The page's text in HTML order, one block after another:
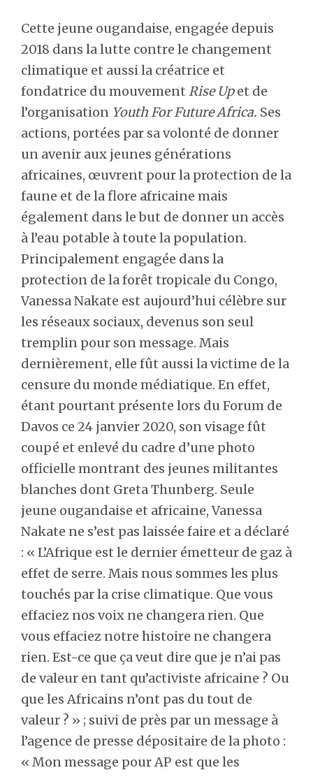
Cette jeune ougandaise, engagée depuis
2018 dans la lutte contre le changement
climatique et aussi la créatrice et
fondatrice du mouvement Rise Upet de
l’organisation Youth For Future Africa. Ses
actions, portées par sa volonté de donner
un avenir aux jeunes générations
africaines, œuvrent pour la protection de la
faune et de la flore africaine mais
également dans le but de donner un accès
à l’eau potable à toute la population.
Principalement engagée dans la
protection de la forêt tropicale du Congo,
Vanessa Nakate est aujourd’hui célèbre sur
les réseaux sociaux, devenus son seul
tremplin pour son message. Mais
dernièrement, elle fût aussi la victime de la
censure du monde médiatique. En effet,
étant pourtant présente lors du Forum de
Davos ce 24 janvier 2020, son visage fût
coupé et enlevé du cadre d’une photo
officielle montrant des jeunes militantes
blanches dont Greta Thunberg. Seule
jeune ougandaise et africaine, Vanessa
Nakate ne s’est pas laissée faire et a déclaré
: « L’Afrique est le dernier émetteur de gaz à
effet de serre. Mais nous sommes les plus
touchés par la crise climatique. Que vous
effaciez nos voix ne changera rien. Que
vous effaciez notre histoire ne changera
rien. Est-ce que ça veut dire que je n’ai pas
de valeur en tant qu’activiste africaine ? Ou
que les Africains n’ont pas du tout de
valeur ? » ; suivi de près par un message à
l’agence de presse dépositaire de la photo :
« Mon message pour AP est que les